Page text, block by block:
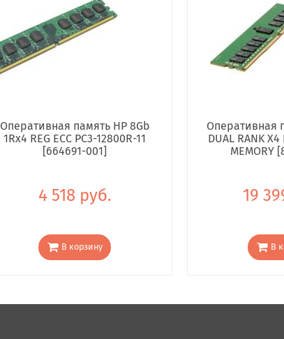
Оперативная память HP 8Gb
1Rx4 REG ECC PC3-12800R-11
[664691-001]
4 518 руб.
В корзину
Оперативная
DUAL RANK
MEMORY
19
В